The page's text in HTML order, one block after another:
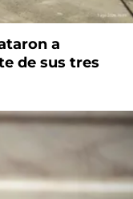
a
de sus tres